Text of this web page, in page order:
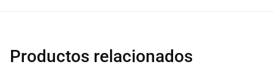
Productos relacionados